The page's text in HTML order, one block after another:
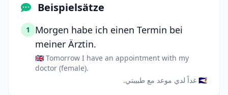
Beispielsätze
1
Morgen habe ich einen Termin bei
meiner Ärztin.
🇬🇧 Tomorrow I have an appointment with my
doctor (female).
🇸🇦 غداً لدي موعد مع طبيبتي.